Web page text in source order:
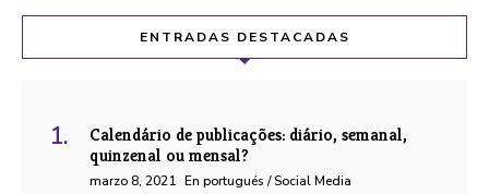
ENTRADAS DESTACADAS
Calendário de publicações: diário, semanal,
quinzenal ou mensal?
marzo 8, 2021 En portugués / Social Media